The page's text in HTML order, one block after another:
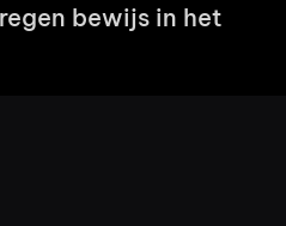
bewijs in het